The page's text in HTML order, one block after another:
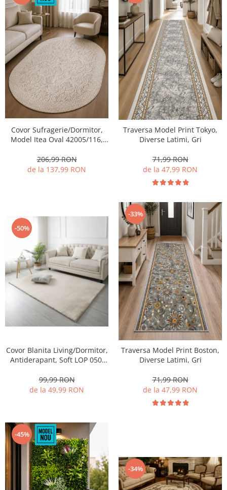
Covor Sufragerie/Dormitor,
Model Itea Oval 42005/116,
206,99 RON
de la 137,99 RON
Traversa Model Print Tokyo,
Diverse Latimi, Gri
71,99 RON
de la 47,99 RON
-50%
Covor Blanita Living/Dormitor,
Antiderapant, Soft LOP 050,
99,99 RON
de la 49,99 RON
-33%
Traversa Model Print Boston,
Diverse Latimi, Gri
71,99 RON
de la 47,99 RON
-45%
-34%